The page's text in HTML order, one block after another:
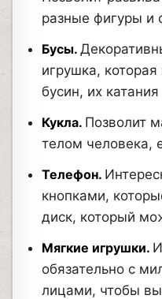
разные фигуры и
Бусы.
игрушка,
бусин, их
Кукла. Позволит
телом человека,
Телефон.
кнопками,
диск, который
Мягкие игрушки.
обязательно с
лицами, чтобы